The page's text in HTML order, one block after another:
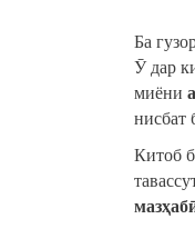
Ба
Ӯ дар
миёни
нисбат
Китоб